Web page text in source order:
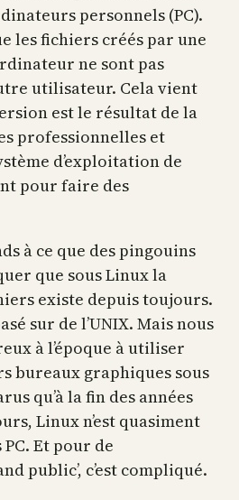
personnels (PC).
les fichiers créés par une
ne sont pas
utilisateur. Cela vient
est le résultat de la
professionnelles et
d’exploitation de
pour faire des
à ce que des pingouins
que sous Linux la
existe depuis toujours.
sur de l’UNIX. Mais nous
à l’époque à utiliser
bureaux graphiques sous
qu’à la fin des années
Linux n’est quasiment
Et pour de
public’, c’est compliqué.